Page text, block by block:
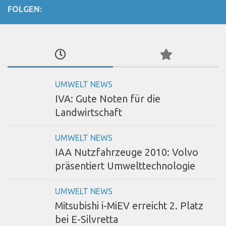
FOLGEN:
UMWELT NEWS
IVA: Gute Noten für die
Landwirtschaft
UMWELT NEWS
IAA Nutzfahrzeuge 2010: Volvo
präsentiert Umwelttechnologie
UMWELT NEWS
Mitsubishi i-MiEV erreicht 2. Platz
bei E-Silvretta